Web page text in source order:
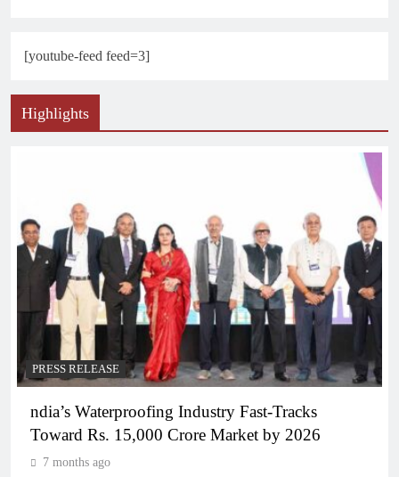
[youtube-feed feed=3]
Highlights
PRESS RELEASE
ndia’s Waterproofing Industry Fast-Tracks
Toward Rs. 15,000 Crore Market by 2026
7 months ago